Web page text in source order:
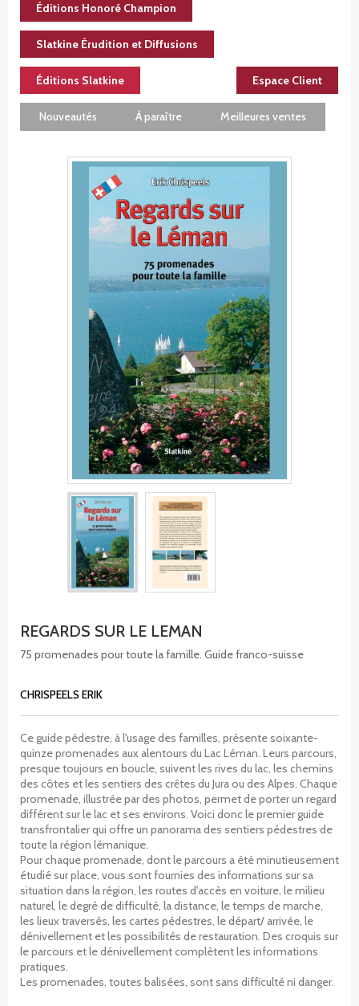
Éditions Honoré Champion
Slatkine Érudition et Diffusions
Éditions Slatkine Espace Client
Nouveautés À paraître Meilleures ventes
REGARDS SUR LE LEMAN
75 promenades pour toute la famille. Guide franco-suisse
CHRISPEELS ERIK
Ce guide pédestre, à l'usage des familles, présente soixante-
quinze promenades aux alentours du Lac Léman. Leurs parcours,
presque toujours en boucle, suivent les rives du lac, les chemins
des côtes et les sentiers des crêtes du Jura ou des Alpes. Chaque
promenade, illustrée par des photos, permet de porter un regard
différent sur le lac et ses environs. Voici donc le premier guide
transfrontalier qui offre un panorama des sentiers pédestres de
toute la région lémanique.
Pour chaque promenade, dont le parcours a été minutieusement
étudié sur place, vous sont fournies des informations sur sa
situation dans la région, les routes d'accès en voiture, le milieu
naturel, le degré de difficulté, la distance, le temps de marche,
les lieux traversés, les cartes pédestres, le départ/ arrivée, le
dénivellement et les possibilités de restauration. Des croquis sur
le parcours et le dénivellement complètent les informations
pratiques.
Les promenades, toutes balisées, sont sans difficulté ni danger.